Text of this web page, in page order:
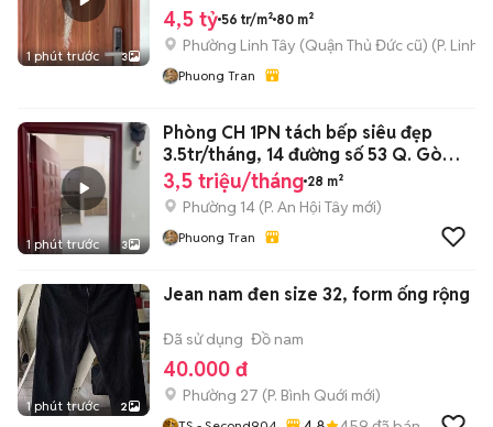
1 phút trước 3
4,5 tỷ 56 tr/m² 80 m²
Phường Linh Tây (Quận Thủ Đức cũ) (P. Linh
Phuong Tran
1 phút trước 3
Phòng CH 1PN tách bếp siêu đẹp
3.5tr/tháng, 14 đường số 53 Q. Gò
Vấp.
3,5 triệu/tháng 28 m²
Phường 14 (P. An Hội Tây mới)
Phuong Tran
1 phút trước 2
Jean nam đen size 32, form ống rộng
Đã sử dụng Đồ nam
40.000 đ
Phường 27 (P. Bình Quới mới)